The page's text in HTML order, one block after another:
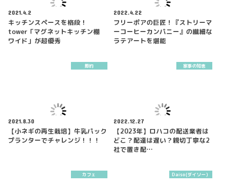
2021.4.2
キッチンスペースを格段！
tower「マグネットキッチン棚
ワイド」が超優秀
2022.4.22
フリーポアの巨匠！『ストリーマ
ーコーヒーカンパニー』の繊細な
ラテアートを堪能
節約
2021.8.30
【小ネギの再生栽培】牛乳パック
プランターでチャレンジ！！！
家事の知恵
2022.12.27
【2023年】ロハコの配送業者は
どこ？配達は遅い？親切丁寧な2
社で置き配…
カフェ Daiso(ダイソー）